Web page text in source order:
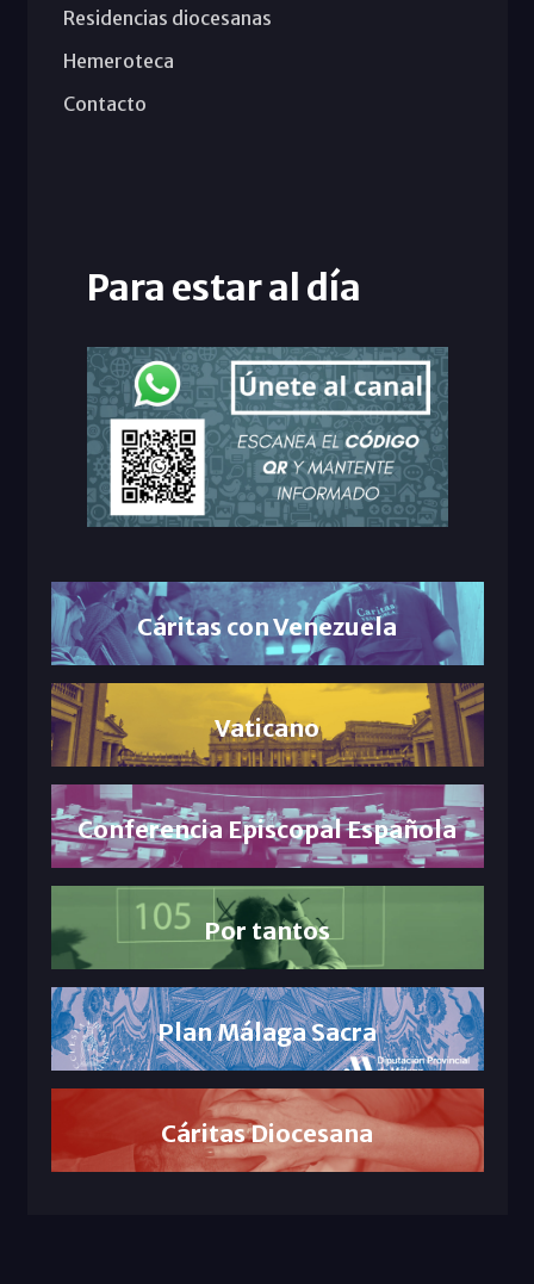
Residencias diocesanas
Hemeroteca
Contacto
Para estar al día
Cáritas con Venezuela
Vaticano
Conferencia Episcopal Española
Por tantos
Plan Málaga Sacra
Cáritas Diocesana